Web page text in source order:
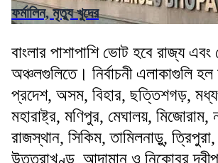
ফর্মালিন, মৃত্যু খুদের
বাংলার পাশাপাশি ভোট হবে রাজ্য এবং
অঞ্চলগুলিতে। নির্বাচনী এলাকাগুলি
প্রদেশ, অসম, বিহার, ছত্তিশগড়,
মহারাষ্ট্র, মণিপুর, মেঘালয়, মিজোরাম,
রাজস্থান, সিকিম, তামিলনাড়ু,
উত্তরাখণ্ড, আন্দামান ও নিকোবর